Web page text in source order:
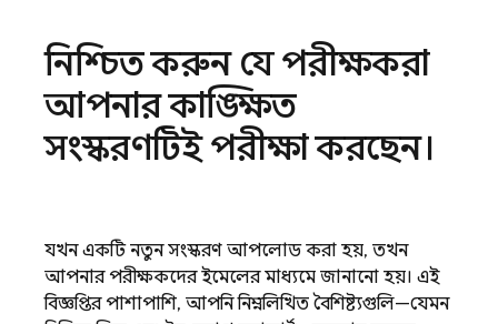
নিশ্চিত করুন যে পরীক্ষকরা
আপনার কাঙ্ক্ষিত
সংস্করণটিই পরীক্ষা করছেন।
যখন একটি নতুন সংস্করণ আপলোড করা হয়, তখন
আপনার পরীক্ষকদের ইমেলের মাধ্যমে জানানো হয়। এই
বিজ্ঞপ্তির পাশাপাশি, আপনি নিম্নলিখিত বৈশিষ্ট্যগুলি—যেমন